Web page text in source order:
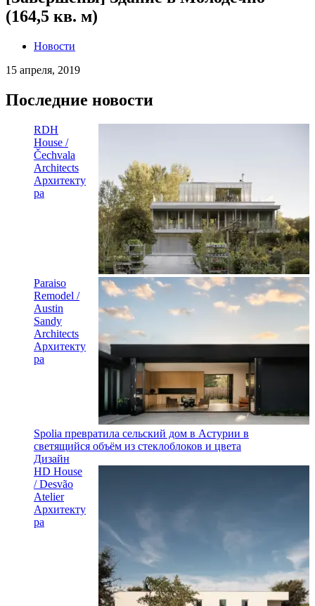
(164,5 кв. м)
Новости
15 апреля, 2019
Последние новости
RDH
House /
Čechvala
Architects
Архитекту
ра
Paraiso
Remodel /
Austin
Sandy
Architects
Архитекту
ра
Spolia превратила сельский дом в Астурии в
светящийся объём из стеклоблоков и цвета
Дизайн
HD House
/ Desvão
Atelier
Архитекту
ра